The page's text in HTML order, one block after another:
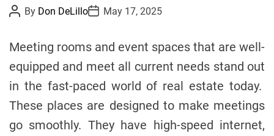
sP
o
A
t
o
By Don DeLilloP
o
D
t
May 17, 2025
Meeting rooms and event spaces that are well-
equipped and meet all current needs stand out
in the fast-paced world of real estate today.
These places are designed to make meetings
go smoothly. They have high-speed internet,